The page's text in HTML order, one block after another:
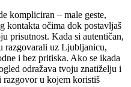
kompliciran – male geste,
kontakta očima dok postavljaš
prisutnost. Kada si autentičan,
razgovarali uz Ljubljanicu,
i bez pritiska. Ako se ikada
odražava tvoju znatiželju i
razgovor u kojem koristiš